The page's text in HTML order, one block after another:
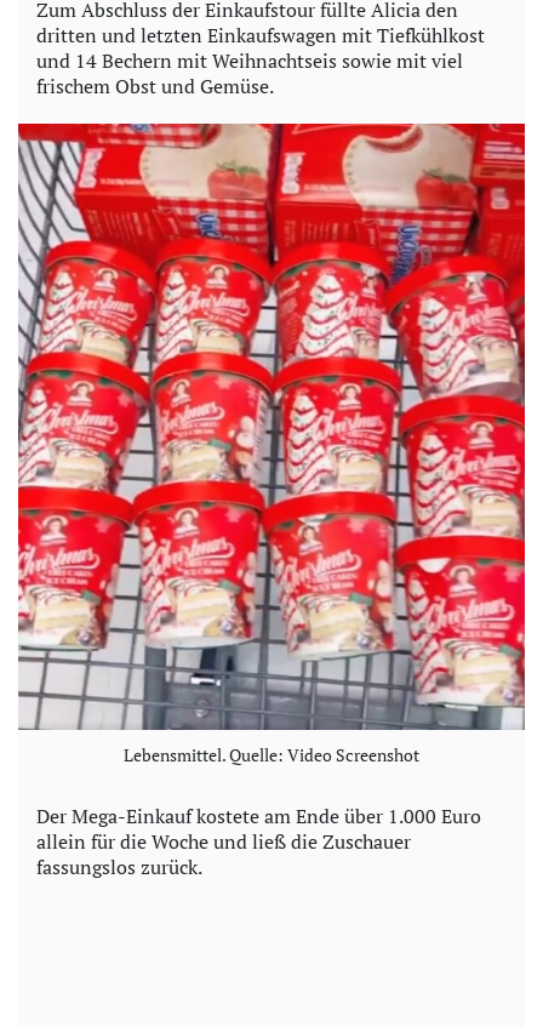
Zum Abschluss der Einkaufstour füllte Alicia den
dritten und letzten Einkaufswagen mit Tiefkühlkost
und 14 Bechern mit Weihnachtseis sowie mit viel
frischem Obst und Gemüse.
Lebensmittel. Quelle: Video Screenshot
Der Mega-Einkauf kostete am Ende über 1.000 Euro
allein für die Woche und ließ die Zuschauer
fassungslos zurück.